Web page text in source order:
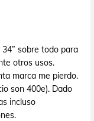
sobre todo para
otros usos.
marca me pierdo.
son 400e). Dado
incluso